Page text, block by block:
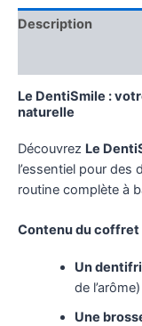
Description
Le DentiSmile :
naturelle
Découvrez Le
l’essentiel pour
routine complète à
Contenu du coffret
Un
de l’arôme)
Une